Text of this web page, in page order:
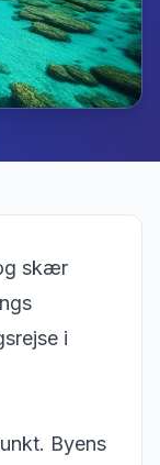
skær
i
Byens